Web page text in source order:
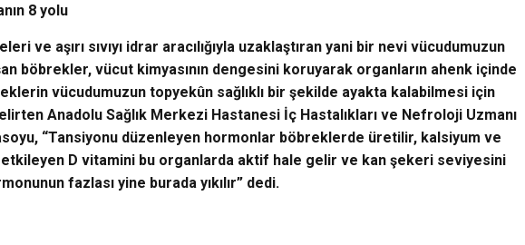
8 yolu
ve aşırı sıvıyı idrar aracılığıyla uzaklaştıran yani bir nevi vücudumuzun
böbrekler, vücut kimyasının dengesini koruyarak organların ahenk içinde
vücudumuzun topyekûn sağlıklı bir şekilde ayakta kalabilmesi için
Anadolu Sağlık Merkezi Hastanesi İç Hastalıkları ve Nefroloji Uzmanı
“Tansiyonu düzenleyen hormonlar böbreklerde üretilir, kalsiyum ve
etkileyen D vitamini bu organlarda aktif hale gelir ve kan şekeri seviyesini
fazlası yine burada yıkılır” dedi.